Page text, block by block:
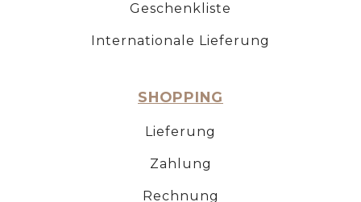
Geschenkliste
Internationale Lieferung
SHOPPING
Lieferung
Zahlung
Rechnung